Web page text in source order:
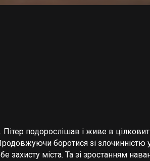
подорослішав і живе в
боротися зі
захисту міста. Та зі зростанням